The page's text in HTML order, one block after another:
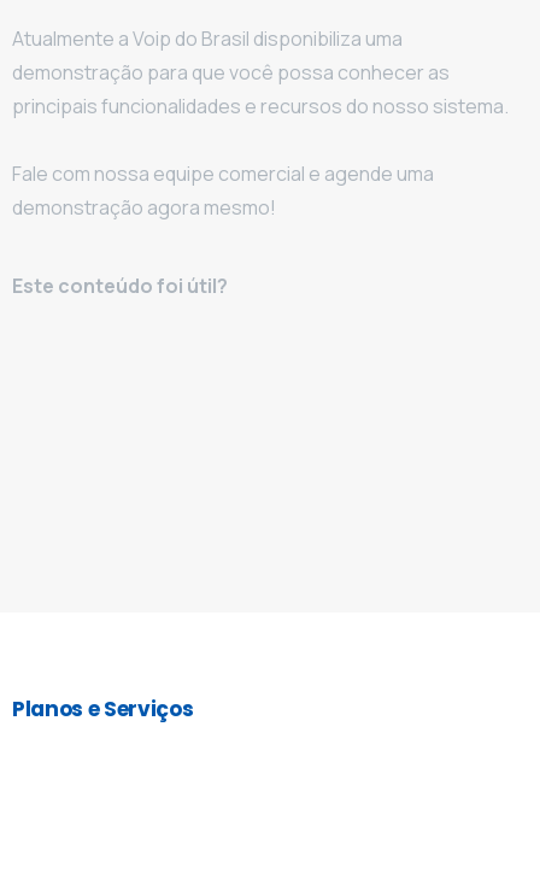
Atualmente a Voip do Brasil disponibiliza uma
demonstração para que você possa conhecer as
principais funcionalidades e recursos do nosso sistema.
Fale com nossa equipe comercial e agende uma
demonstração agora mesmo!
Este conteúdo foi útil?
Planos e Serviços